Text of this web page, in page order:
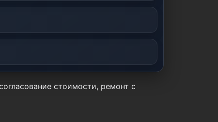
стоимости, ремонт с